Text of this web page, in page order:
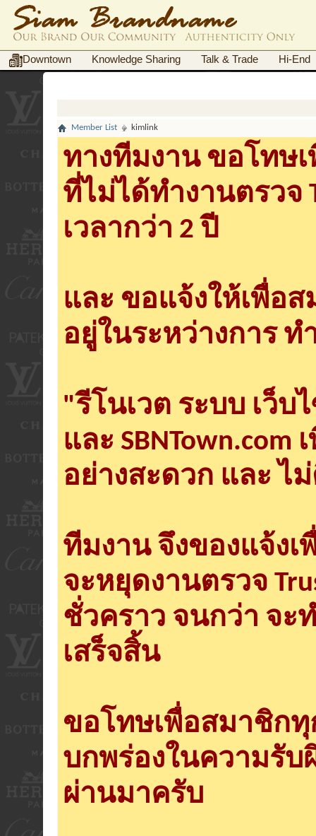
Downtown Knowledge Sharing Talk & Trade Hi-End
Member List kimlink
ทางทีมงาน ขอโทษ
ที่ไม่ได้ทำงานตรวจ
เวลากว่า 2 ปี
และ ขอแจ้งให้เพื่อ
อยู่ในระหว่างการ ท
"รีโนเวต ระบบ เว็บ
และ
อย่างสะดวก และ ไ
ทีมงาน จึงของแจ้ง
จะหยุดงานตรวจ
ชั่วคราว จนกว่า จะ
เสร็จสิ้น
ขอโทษเพื่อสมาชิก
บกพร่องในความรั
ผ่านมาครับ